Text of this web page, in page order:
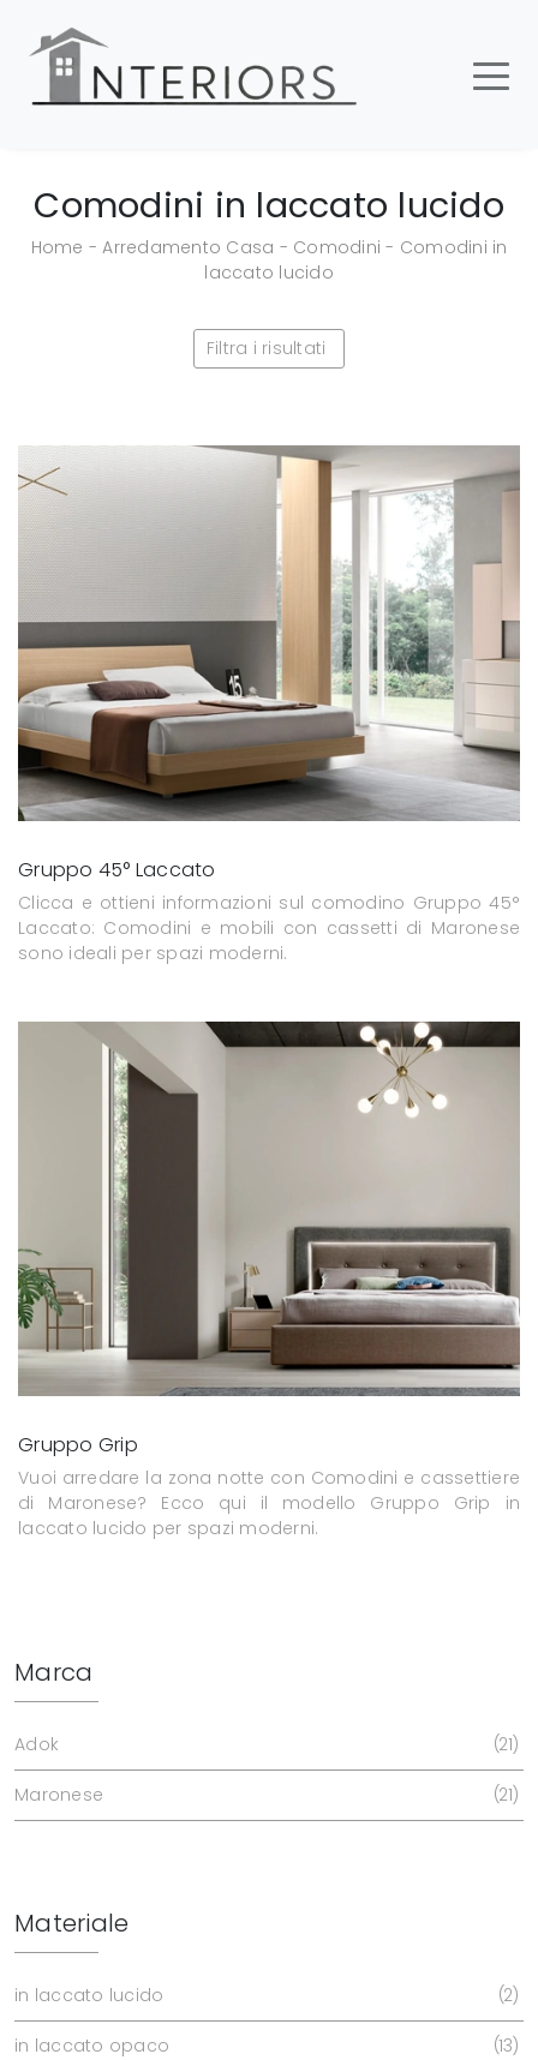
Comodini in laccato lucido
Home -Arredamento Casa - Comodini - Comodini in
laccato lucido
Filtra i risultati
Gruppo 45° Laccato
Clicca e ottieni informazioni sul comodino Gruppo 45°
Laccato: Comodini e mobili con cassetti di Maronese
sono ideali per spazi moderni.
Gruppo Grip
Vuoi arredare la zona notte con Comodini e cassettiere
di Maronese? Ecco qui il modello Gruppo Grip in
laccato lucido per spazi moderni.
Marca
Adok 21
Maronese 21
Materiale
in laccato lucido 2
in laccato opaco 13